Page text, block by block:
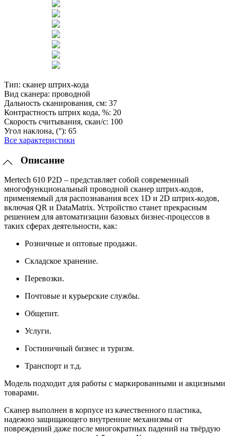
Тип: сканер штрих-кода
Вид сканера: проводной
Дальность сканирования, см: 37
Контрастность штрих кода, %: 20
Скорость считывания, скан/с: 100
Угол наклона, (°): 65
Все характеристики
Описание
Mertech 610 P2D – представляет собой современный
многофункциональный проводной сканер штрих-кодов,
применяемый для распознавания всех 1D и 2D штрих-кодов,
включая QR и DataMatrix. Устройство станет прекрасным
решением для автоматизации базовых бизнес-процессов в
таких сферах деятельности, как:
Розничные и оптовые продажи.
Складское хранение.
Перевозки.
Почтовые и курьерские службы.
Общепит.
Услуги.
Гостиничный бизнес и туризм.
Транспорт и т.д.
Модель подходит для работы с маркированными и акцизными
товарами.
Сканер выполнен в корпусе из качественного пластика,
надежно защищающего внутренние механизмы от
повреждений даже после многократных падений на твёрдую